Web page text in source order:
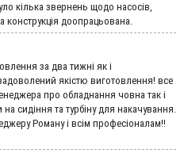
кілька звернень щодо насосів,
конструкція доопрацьована.
за два тижні як і
якістю виготовлення! все
про обладнання човна так і
сидіння та турбіну для накачування.
Роману і всім професіоналам!!